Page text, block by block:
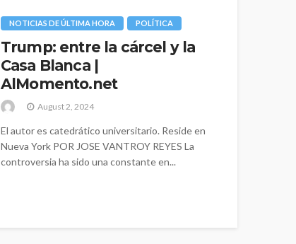
NOTICIAS DE ÚLTIMA HORA POLÍTICA
Trump: entre la cárcel y la
Casa Blanca |
AlMomento.net
August 2, 2024
El autor es catedrático universitario. Reside en
Nueva York POR JOSE VANTROY REYES La
controversia ha sido una constante en...